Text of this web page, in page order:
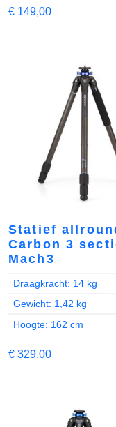
€ 149,00
Statief
Carbon 3
Mach3
Draagkracht: 14 kg
Gewicht: 1,42 kg
Hoogte: 162 cm
€ 329,00